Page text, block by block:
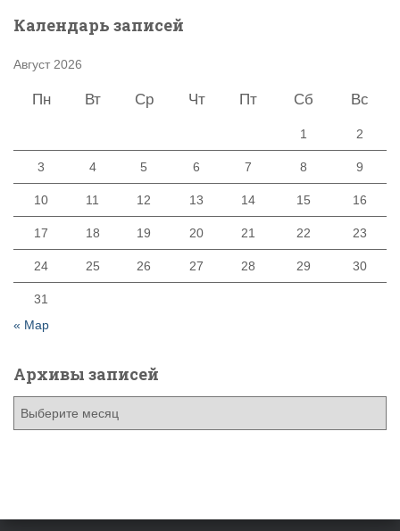
Календарь записей
Август 2026
Пн Вт Ср Чт Пт Сб Вс
1 2
3 4 5 6 7 8 9
10 11 12 13 14 15 16
17 18 19 20 21 22 23
24 25 26 27 28 29 30
31
« Мар
Архивы записей
з